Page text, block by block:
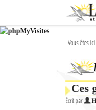
L'actualité à Diego Suarez
Vous êtes
Ces
Écrit par